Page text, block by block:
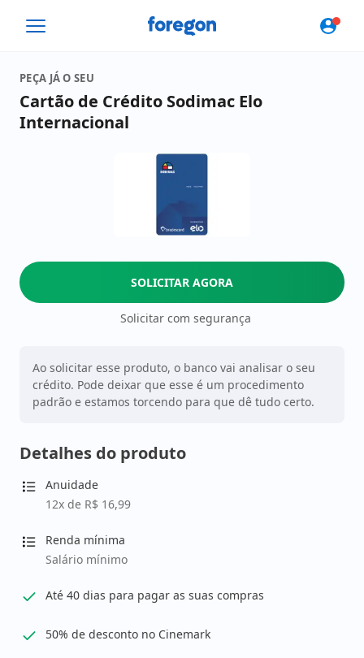
Foregon.com
PEÇA JÁ O SEU
Cartão de Crédito Sodimac Elo
Internacional
SOLICITAR AGORA
Solicitar com segurança
Ao solicitar esse produto, o banco vai analisar o seu
crédito. Pode deixar que esse é um procedimento
padrão e estamos torcendo para que dê tudo certo.
Detalhes do produto
Anuidade
12x de R$ 16,99
Renda mínima
Salário mínimo
Até 40 dias para pagar as suas compras
50% de desconto no Cinemark